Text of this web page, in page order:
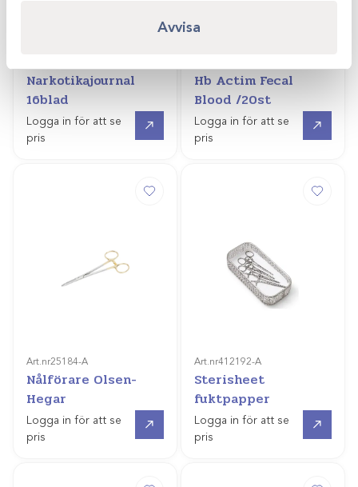
Avvisa
Narkotikajournal
16blad
Logga in för att se
pris
Hb Actim Fecal
Blood /20st
Logga in för att se
pris
Art.nr25184-A
Nålförare Olsen-
Hegar
Logga in för att se
pris
Art.nr412192-A
Sterisheet
fuktpapper
Logga in för att se
pris